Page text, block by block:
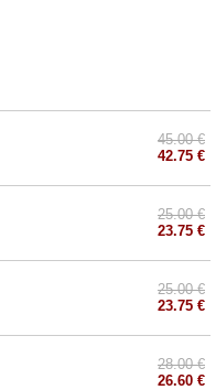
45.00 €
42.75 €
25.00 €
23.75 €
25.00 €
23.75 €
28.00 €
26.60 €